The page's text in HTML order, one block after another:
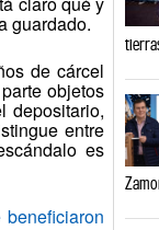
guardado.
de cárcel
objetos
depositario,
entre
es